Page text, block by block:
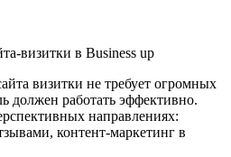
визитки в Business up
визитки не требует огромных
должен работать эффективно.
направлениях:
контент-маркетинг в